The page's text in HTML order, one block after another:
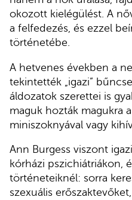
okozott kielégülést. A
a felfedezés, és ezzel
történetébe.
A hetvenes években a
tekintették „igazi”
áldozatok szerettei is
maguk hozták magukra
miniszoknyával vagy
Ann Burgess viszont
kórházi pszichiátriákon,
történeteiknél: sorra
szexuális